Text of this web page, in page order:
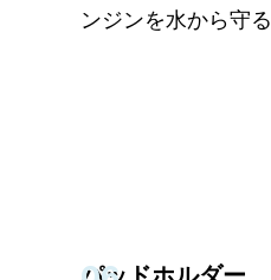
ンジンを水から守る